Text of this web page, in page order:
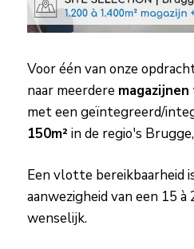
Voor één van onze
naar meerdere magazijnen
met een geïntegreerd/
150m² in de regio's
Een vlotte bereikbaarheid
aanwezigheid van een 15
wenselijk.